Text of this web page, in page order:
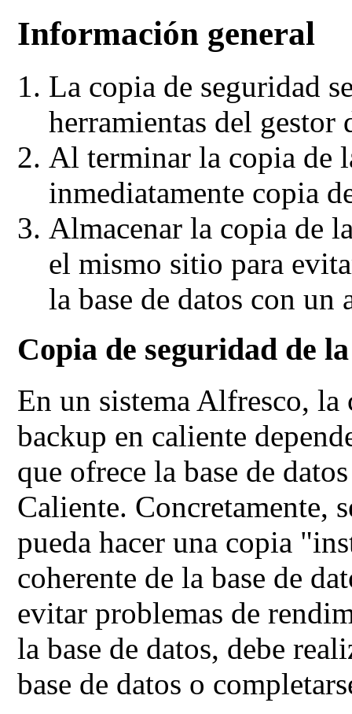
Información general
La copia de seguridad
herramientas del gestor
Al terminar la copia de
inmediatamente copia
Almacenar la copia de
el mismo sitiopara
la base de datos con un
Copia de seguridad de
En un sistema Alfresco, la
backup en caliente
que ofrece la base de
Caliente. Concretamente,
pueda hacer una copia
coherente de la base de
evitar problemas de
la base de datos, debe
base de datos o